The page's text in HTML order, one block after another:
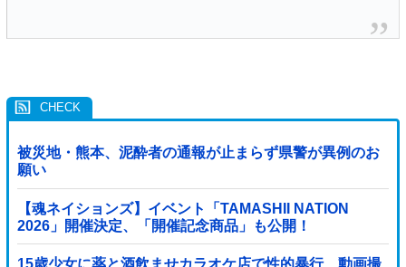
被災地・熊本、泥酔者の通報が止まらず県警が異例のお
願い
【魂ネイションズ】イベント「TAMASHII NATION
2026」開催決定、「開催記念商品」も公開！
15歳少女に薬と酒飲ませカラオケ店で性的暴行、動画撮